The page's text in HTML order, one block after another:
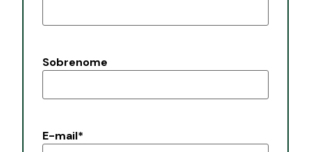
Sobrenome
E-mail*